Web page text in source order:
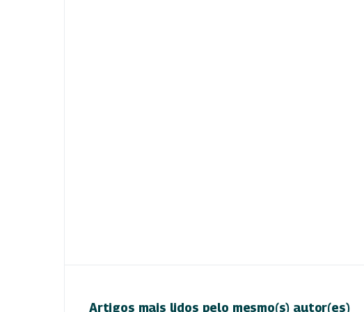
Artigos mais lidos pelo mesmo(s) autor(es)